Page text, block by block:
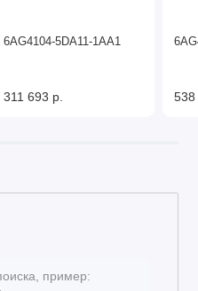
6AG4104-5DA11-1AA1
311 693 р. 538